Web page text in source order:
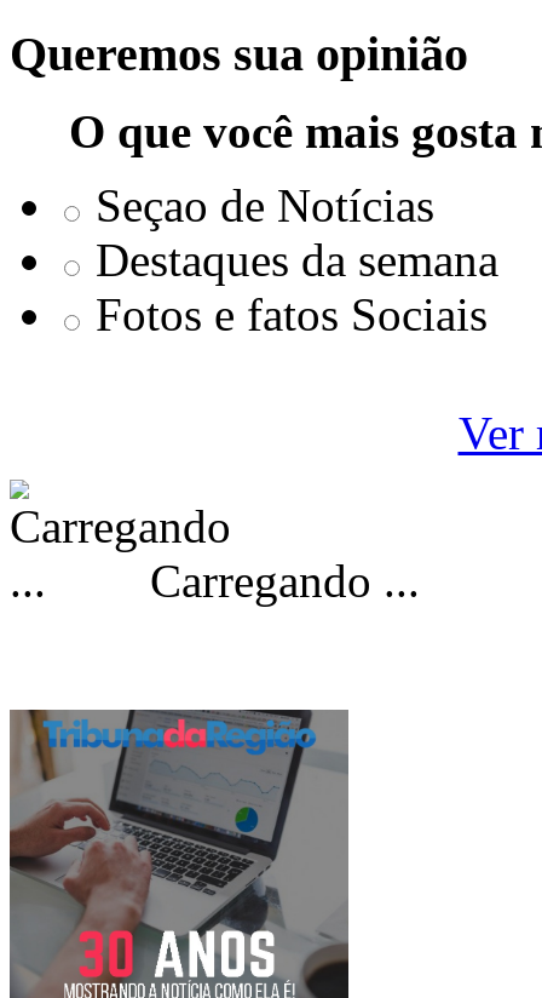
Queremos sua opinião
O que você mais
Seçao de Notícias
Destaques da semana
Fotos e fatos Sociais
Ver
Carregando ...